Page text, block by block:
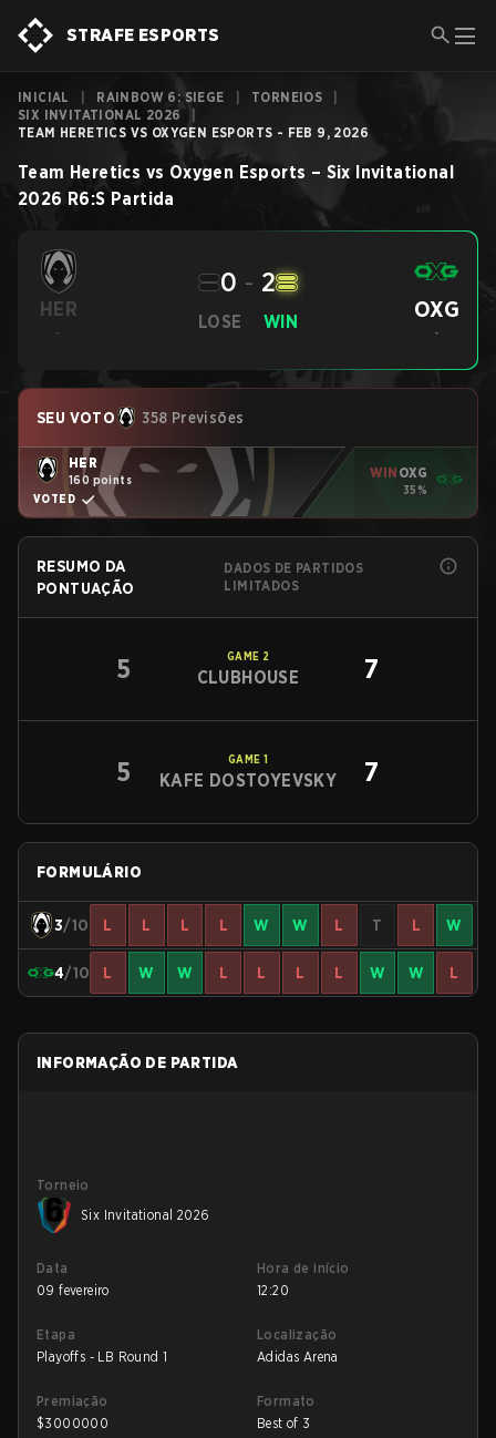
STRAFE ESPORTS
INICIAL RAINBOW 6: SIEGE TORNEIOS
SIX INVITATIONAL 2026
TEAM HERETICS VS OXYGEN ESPORTS - FEB 9, 2026
Team Heretics vs Oxygen Esports – Six Invitational
2026 R6:S Partida
HER
-
LOSE
0 - 2
WIN OXG
-
SEU VOTO 358 Previsões
HER
160 points
VOTED
WIN OXG
35%
RESUMO DA
PONTUAÇÃO
DADOS DE PARTIDOS
LIMITADOS
5 GAME 2
CLUBHOUSE 7
5 GAME 1
KAFE DOSTOYEVSKY 7
FORMULÁRIO
3/10 L L L L W W L T L W
4/10 L W W L L L L W W L
INFORMAÇÃO DE PARTIDA
Torneio
Six Invitational 2026
Data
09 fevereiro
Hora de início
12:20
Etapa
Playoffs - LB Round 1
Localização
Adidas Arena
Premiação
$3000000
Formato
Best of 3